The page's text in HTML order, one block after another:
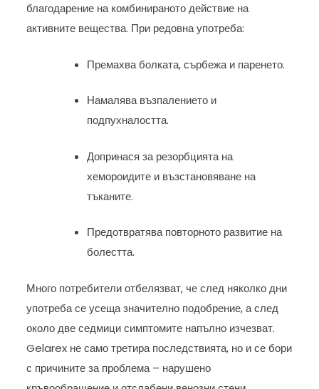
благодарение на комбинираното действие на
активните вещества. При редовна употреба:
Премахва болката, сърбежа и паренето.
Намалява възпалението и
подпухналостта.
Допринася за резорбцията на
хемороидите и възстановяване на
тъканите.
Предотвратява повторното развитие на
болестта.
Много потребители отбелязват, че след няколко дни
употреба се усеща значително подобрение, а след
около две седмици симптомите напълно изчезват.
Gelarex не само третира последствията, но и се бори
с причините за проблема – нарушено